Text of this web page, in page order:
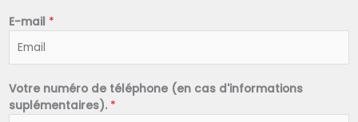
*
E-mail *
Votre numéro de téléphone (en cas d'informations
suplémentaires). *